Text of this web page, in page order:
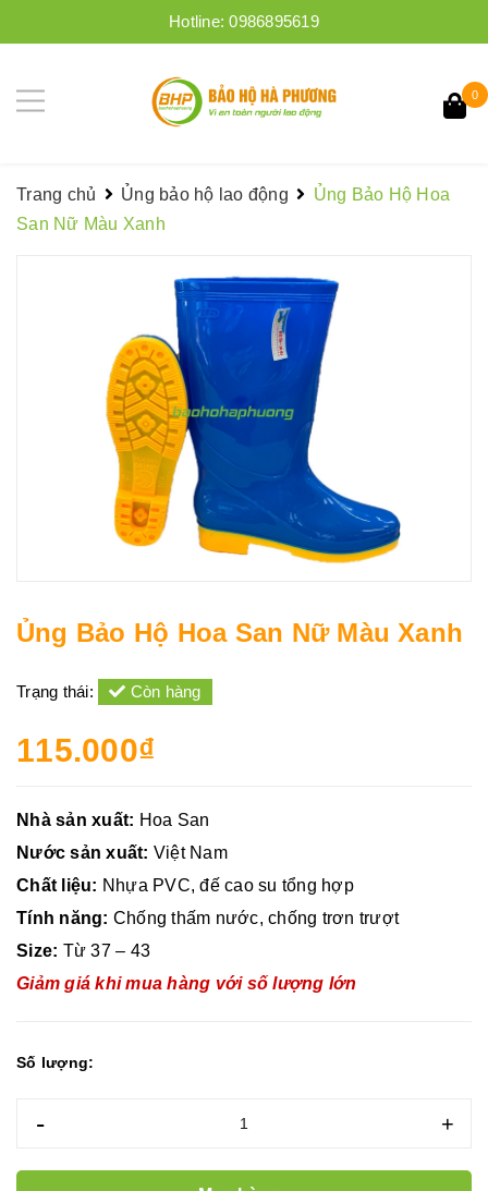
Hotline:0986895619
0
Trang chủ Ủng bảo hộ lao động
Ủng Bảo Hộ Hoa
San Nữ Màu Xanh
Ủng Bảo Hộ Hoa San Nữ Màu Xanh
Trạng thái: Còn hàng
115.000₫
Nhà sản xuất: Hoa San
Nước sản xuất: Việt Nam
Chất liệu: Nhựa PVC, đế cao su tổng hợp
Tính năng: Chống thấm nước, chống trơn trượt
Size: Từ 37 – 43
Giảm giá khi mua hàng với số lượng lớn
Số lượng:
- +